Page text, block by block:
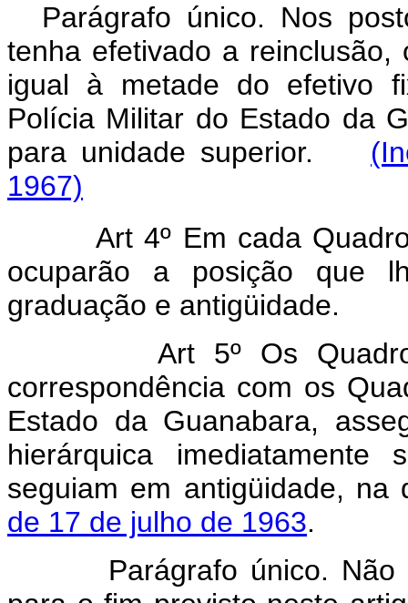
Parágrafo único. Nos
tenha efetivado a
igual à metade do efetivo
Polícia Militar do Estado da
para unidade superior.
1967)
Art 4º Em cada
ocuparão a posição que
graduação e antigüidade.
Art 5º Os
correspondência com os
Estado da Guanabara,
hierárquica
seguiam em antigüidade,
de 17 de julho de 1963.
Parágrafo único. Não